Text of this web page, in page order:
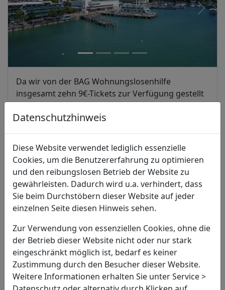
Datenschutzhinweis
Diese Website verwendet lediglich essenzielle
Cookies, um die Benutzererfahrung zu optimieren
und den reibungslosen Betrieb der Website zu
gewährleisten. Dadurch wird u.a. verhindert, dass
Sie beim Durchstöbern dieser Website auf jeder
einzelnen Seite diesen Hinweis sehen.
Zur Verwendung von essenziellen Cookies, ohne die
der Betrieb dieser Website nicht oder nur stark
eingeschränkt möglich ist, bedarf es keiner
Zustimmung durch den Besucher dieser Website.
Weitere Informationen erhalten Sie unter Service >
Zurück
Da wir von der BAG Wohnungslosenhilfe
insgesamt zehn 9€-Tickets zur Verfügung gestellt
bekommen haben, waren nun fast alle unsere
Gäste mit diesem erschwinglichen Ticket
Tagesausflug zum Bodensee bei schönstem
Wetter im Juni 2022
Die weltweit größte Sammlung an Exponaten rund
um das Thema Luftschifffahrt konnten wir in
Friedrichshafen im Zeppelinmuseum bewundern.
Da so viel neues Wissen hungrig macht, genossen
wir nach einem Bummel entlang der
Uferpromenade ein gemeinsames Picknick. Nun
war es an der Zeit für Entspannung, einige von
uns genossen die wärmende Sonne, andere das
kühlende Wasser. Zum Abschluss des Tages waren